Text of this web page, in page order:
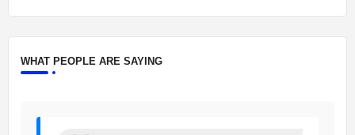
WHAT PEOPLE ARE SAYING